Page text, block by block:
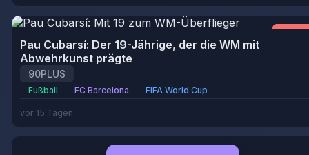
Pau Cubarsí: Der 19-Jährige, der die WM mit
Abwehrkunst prägte
90PLUS
Fußball FC Barcelona FIFA World Cup
vor 15 Tagen